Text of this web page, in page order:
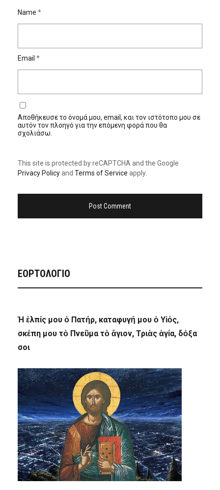
Name *
Email *
Αποθήκευσε το όνομά μου, email, και τον ιστότοπο μου σε
αυτόν τον πλοηγό για την επόμενη φορά που θα
σχολιάσω.
This site is protected by reCAPTCHA and the Google
Privacy Policyand Terms of Service apply.
ΕΟΡΤΟΛΟΓΙΟ
Ἡ ἐλπίς μου ὁ Πατήρ, καταφυγή μου ὁ Υἱός,
σκέπη μου τὸ Πνεῦμα τὸ ἅγιον, Τριὰς ἁγία, δόξα
σοι